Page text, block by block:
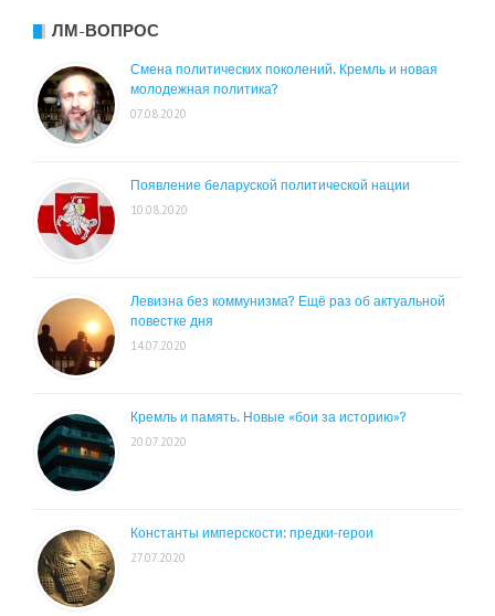
ЛМ-ВОПРОС
Смена политических поколений. Кремль и новая
молодежная политика?
07.08.2020
Появление беларуской политической нации
10.08.2020
Левизна без коммунизма? Ещё раз об актуальной
повестке дня
14.07.2020
Кремль и память. Новые «бои за историю»?
20.07.2020
Константы имперскости: предки-герои
27.07.2020